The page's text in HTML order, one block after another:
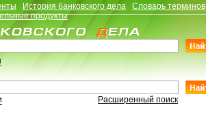
История банковского дела
Словарь терминов
продукты
Расширенный поиск